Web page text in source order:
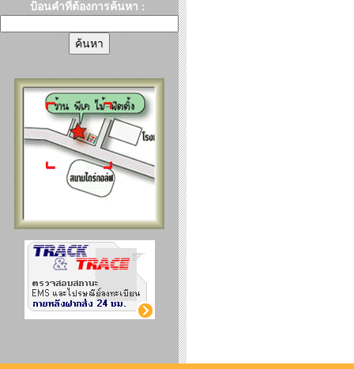
ป้อนคำที่ต้องการค้นหา :